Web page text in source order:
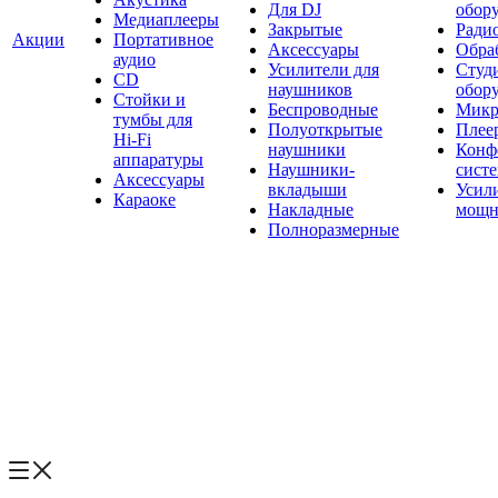
Акции
Медиаплееры
Портативное
аудио
CD
Стойки и
тумбы для
Hi-Fi
аппаратуры
Аксессуары
Караоке
Для DJ
Закрытые
Аксессуары
Усилители для
наушников
Беспроводные
Полуоткрытые
наушники
Наушники-
вкладыши
Накладные
Полноразмерные